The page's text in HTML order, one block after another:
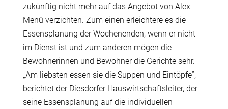
zukünftig nicht mehr auf das Angebot von Alex
Menü verzichten. Zum einen erleichtere es die
Essensplanung der Wochenenden, wenn er nicht
im Dienst ist und zum anderen mögen die
Bewohnerinnen und Bewohner die Gerichte sehr.
„Am liebsten essen sie die Suppen und Eintöpfe”,
berichtet der Diesdorfer Hauswirtschaftsleiter, der
seine Essensplanung auf die individuellen